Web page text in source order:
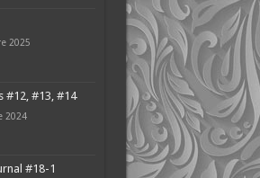
2025
#12, #13, #14
2024
#18-1